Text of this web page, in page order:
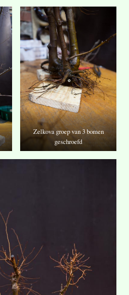
Zelkova groep van 3 bomen
geschroefd